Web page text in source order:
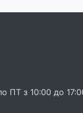
ПТ з 10:00 до